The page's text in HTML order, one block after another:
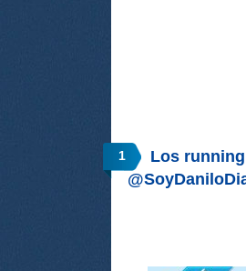
1
Los